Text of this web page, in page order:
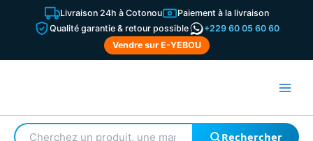
Livraison 24h à Cotonou
Paiement à la livraison
Qualité garantie & retour possible
+229 60 05 60 60
Vendre sur E-YEBOU
Rechercher
Rechercher